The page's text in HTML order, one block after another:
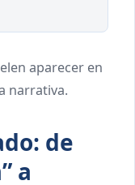
aparecer en
narrativa.
de
a